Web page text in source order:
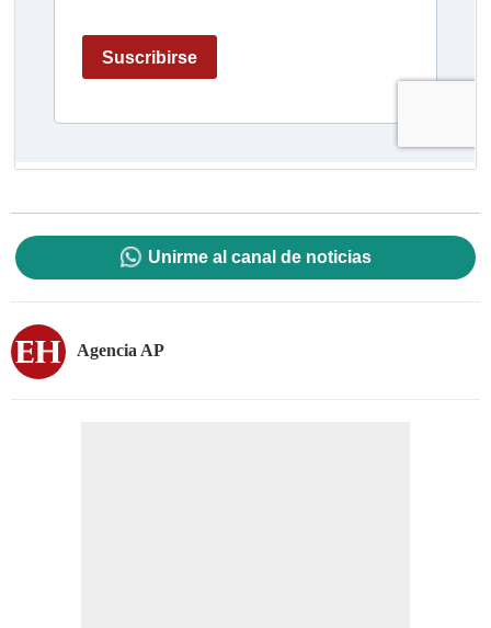
Unirme al canal de noticias
Agencia AP